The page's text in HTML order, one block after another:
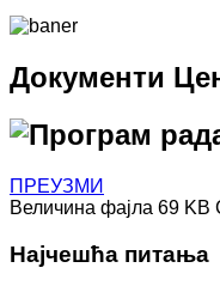
Документи
Програм
ПРЕУЗМИ
Величина фајла 69 KB
Најчешћа питања